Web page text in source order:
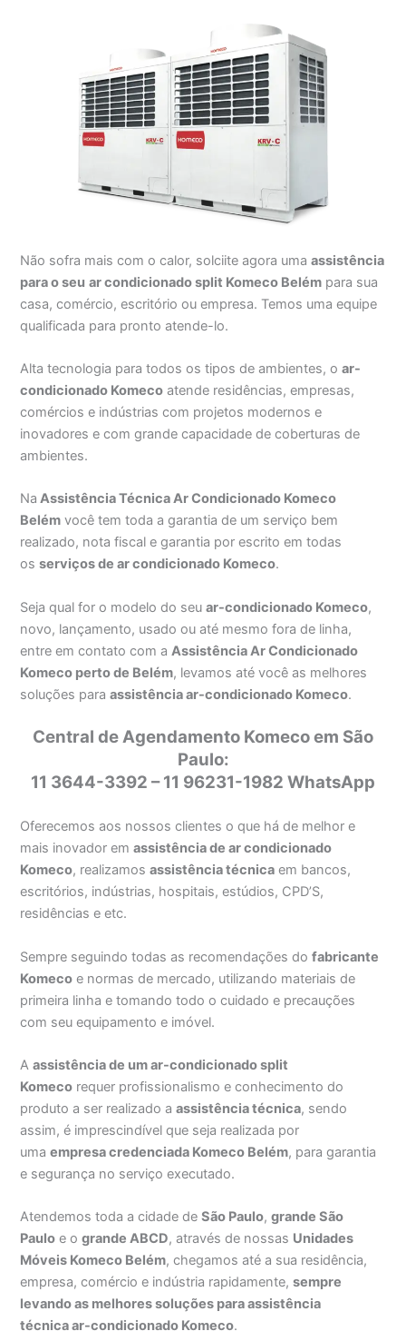
Não sofra mais com o calor, solciite agora umaassistência
para o seu ar condicionado split Komeco Belém para sua
casa, comércio, escritório ou empresa. Temos uma equipe
qualificada para pronto atende-lo.
Alta tecnologia para todos os tipos de ambientes, oar-
condicionado Komeco atende residências, empresas,
comércios e indústrias com projetos modernos e
inovadores e com grande capacidade de coberturas de
ambientes.
Na Assistência Técnica Ar Condicionado Komeco
Belém você tem toda a garantia de um serviço bem
realizado, nota fiscal e garantia por escrito em todas
osserviços de ar condicionado Komeco.
Seja qual for o modelo do seuar-condicionado Komeco,
novo, lançamento, usado ou até mesmo fora de linha,
entre em contato com a Assistência Ar Condicionado
Komeco perto de Belém, levamos até você as melhores
soluções paraassistência ar-condicionado Komeco.
Central de Agendamento Komeco em São
Paulo:
11 3644-3392 – 11 96231-1982 WhatsApp
Oferecemos aos nossos clientes o que há de melhor e
mais inovador emassistência de ar condicionado
Komeco, realizamosassistência técnica em bancos,
escritórios, indústrias, hospitais, estúdios, CPD’S,
residências e etc.
Sempre seguindo todas as recomendações dofabricante
Komeco e normas de mercado, utilizando materiais de
primeira linha e tomando todo o cuidado e precauções
com seu equipamento e imóvel.
Aassistência de um ar-condicionado split
Komeco requer profissionalismo e conhecimento do
produto a ser realizado aassistência técnica, sendo
assim, é imprescindível que seja realizada por
umaempresa credenciada Komeco Belém, para garantia
e segurança no serviço executado.
Atendemos toda a cidade deSão Paulo,grande São
Paulo e ogrande ABCD, através de nossas Unidades
Móveis Komeco Belém, chegamos até a sua residência,
empresa, comércio e indústria rapidamente,sempre
levando as melhores soluções para assistência
técnica ar-condicionado Komeco.